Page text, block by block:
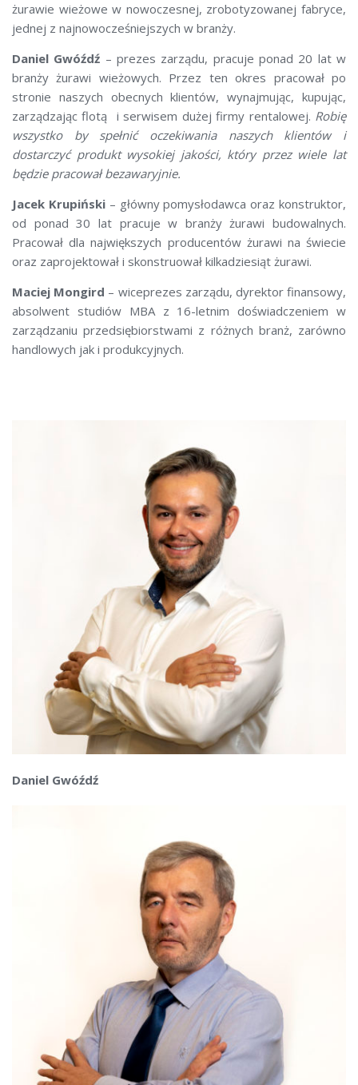
żurawie wieżowe w nowoczesnej, zrobotyzowanej fabryce,
jednej z najnowocześniejszych w branży.
Daniel Gwóźdź – prezes zarządu, pracuje ponad 20 lat w
branży żurawi wieżowych. Przez ten okres pracował po
stronie naszych obecnych klientów, wynajmując, kupując,
zarządzając flotą
i serwisem dużej firmy rentalowej. Robię
wszystko by spełnić oczekiwania naszych klientów i
dostarczyć produkt wysokiej jakości, który przez wiele lat
będzie pracował bezawaryjnie.
Jacek Krupiński– główny pomysłodawca oraz konstruktor,
od ponad 30 lat pracuje w branży żurawi budowalnych.
Pracował dla największych producentów żurawi na świecie
oraz zaprojektował i skonstruował kilkadziesiąt żurawi.
Maciej Mongird – wiceprezes zarządu, dyrektor finansowy,
absolwent studiów MBA z 16-letnim doświadczeniem w
zarządzaniu przedsiębiorstwami z różnych branż, zarówno
handlowych jak i produkcyjnych.
Daniel Gwóźdź